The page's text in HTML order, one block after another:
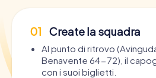
01 Create la squadra
Al punto di ritrovo
Benavente 64-72), il
con i suoi biglietti.